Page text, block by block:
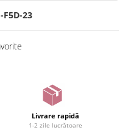
F5D-23
Livrare rapidă
1-2 zile lucrătoare